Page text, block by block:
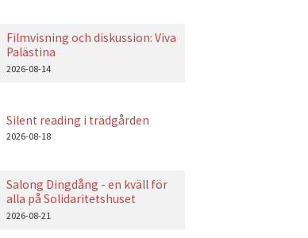
Filmvisning och diskussion: Viva
Palästina
2026-08-14
Silent reading i trädgården
2026-08-18
Salong Dingdång - en kväll för
alla på Solidaritetshuset
2026-08-21